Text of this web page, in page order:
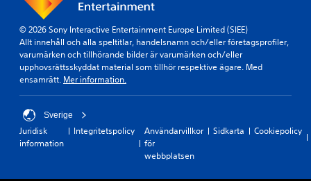
© 2026 Sony Interactive Entertainment Europe Limited (SIEE)
Allt innehåll och alla speltitlar, handelsnamn och/eller företagsprofiler,
varumärken och tillhörande bilder är varumärken och/eller
upphovsrättsskyddat material som tillhör respektive ägare. Med
ensamrätt. Mer information.
Sverige
Juridisk
information
Integritetspolicy
Användarvillkor
för
webbplatsen
Sidkarta Cookiepolicy